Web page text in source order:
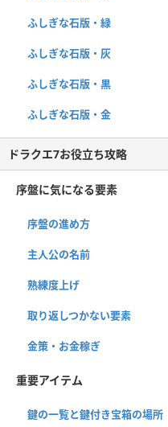
ふしぎな石版・緑
ふしぎな石版・灰
ふしぎな石版・黒
ふしぎな石版・金
ドラクエ7お役立ち攻略
序盤に気になる要素
序盤の進め方
主人公の名前
熟練度上げ
取り返しつかない要素
金策・お金稼ぎ
重要アイテム
鍵の一覧と鍵付き宝箱の場所